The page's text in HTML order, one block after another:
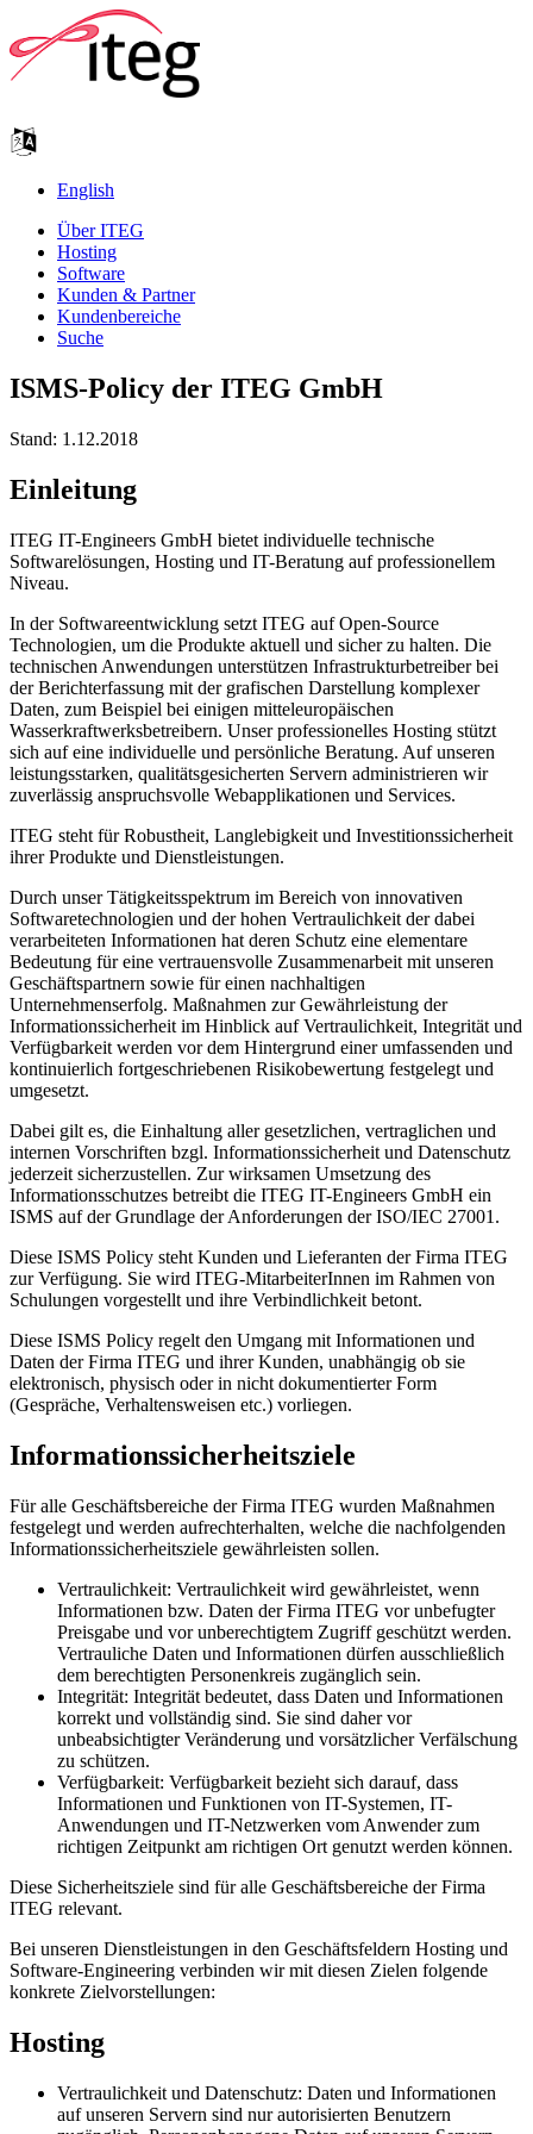
English
Über ITEG
Hosting
Software
Kunden & Partner
Kundenbereiche
Suche
ISMS-Policy der ITEG GmbH
Stand: 1.12.2018
Einleitung
ITEG IT-Engineers GmbH bietet individuelle technische
Softwarelösungen, Hosting und IT-Beratung auf professionellem
Niveau.
In der Softwareentwicklung setzt ITEG auf Open-Source
Technologien, um die Produkte aktuell und sicher zu halten. Die
technischen Anwendungen unterstützen Infrastrukturbetreiber bei
der Berichterfassung mit der grafischen Darstellung komplexer
Daten, zum Beispiel bei einigen mitteleuropäischen
Wasserkraftwerksbetreibern. Unser professionelles Hosting stützt
sich auf eine individuelle und persönliche Beratung. Auf unseren
leistungsstarken, qualitätsgesicherten Servern administrieren wir
zuverlässig anspruchsvolle Webapplikationen und Services.
ITEG steht für Robustheit, Langlebigkeit und Investitionssicherheit
ihrer Produkte und Dienstleistungen.
Durch unser Tätigkeitsspektrum im Bereich von innovativen
Softwaretechnologien und der hohen Vertraulichkeit der dabei
verarbeiteten Informationen hat deren Schutz eine elementare
Bedeutung für eine vertrauensvolle Zusammenarbeit mit unseren
Geschäftspartnern sowie für einen nachhaltigen
Unternehmenserfolg. Maßnahmen zur Gewährleistung der
Informationssicherheit im Hinblick auf Vertraulichkeit, Integrität und
Verfügbarkeit werden vor dem Hintergrund einer umfassenden und
kontinuierlich fortgeschriebenen Risikobewertung festgelegt und
umgesetzt.
Dabei gilt es, die Einhaltung aller gesetzlichen, vertraglichen und
internen Vorschriften bzgl. Informationssicherheit und Datenschutz
jederzeit sicherzustellen. Zur wirksamen Umsetzung des
Informationsschutzes betreibt die ITEG IT-Engineers GmbH ein
ISMS auf der Grundlage der Anforderungen der ISO/IEC 27001.
Diese ISMS Policy steht Kunden und Lieferanten der Firma ITEG
zur Verfügung. Sie wird ITEG-MitarbeiterInnen im Rahmen von
Schulungen vorgestellt und ihre Verbindlichkeit betont.
Diese ISMS Policy regelt den Umgang mit Informationen und
Daten der Firma ITEG und ihrer Kunden, unabhängig ob sie
elektronisch, physisch oder in nicht dokumentierter Form
(Gespräche, Verhaltensweisen etc.) vorliegen.
Informationssicherheitsziele
Für alle Geschäftsbereiche der Firma ITEG wurden Maßnahmen
festgelegt und werden aufrechterhalten, welche die nachfolgenden
Informationssicherheitsziele gewährleisten sollen.
Vertraulichkeit: Vertraulichkeit wird gewährleistet, wenn
Informationen bzw. Daten der Firma ITEG vor unbefugter
Preisgabe und vor unberechtigtem Zugriff geschützt werden.
Vertrauliche Daten und Informationen dürfen ausschließlich
dem berechtigten Personenkreis zugänglich sein.
Integrität: Integrität bedeutet, dass Daten und Informationen
korrekt und vollständig sind. Sie sind daher vor
unbeabsichtigter Veränderung und vorsätzlicher Verfälschung
zu schützen.
Verfügbarkeit: Verfügbarkeit bezieht sich darauf, dass
Informationen und Funktionen von IT-Systemen, IT-
Anwendungen und IT-Netzwerken vom Anwender zum
richtigen Zeitpunkt am richtigen Ort genutzt werden können.
Diese Sicherheitsziele sind für alle Geschäftsbereiche der Firma
ITEG relevant.
Bei unseren Dienstleistungen in den Geschäftsfeldern Hosting und
Software-Engineering verbinden wir mit diesen Zielen folgende
konkrete Zielvorstellungen:
Hosting
Vertraulichkeit und Datenschutz: Daten und Informationen
auf unseren Servern sind nur autorisierten Benutzern